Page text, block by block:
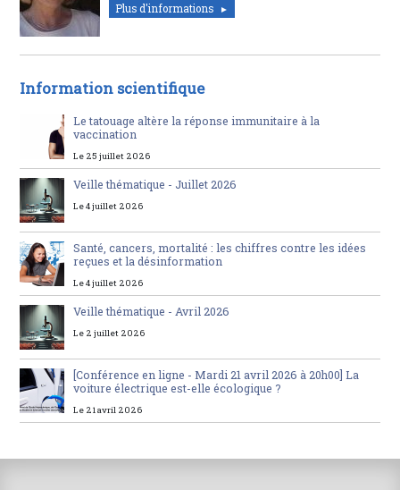
Plus d'informations
Information scientifique
Le tatouage altère la réponse immunitaire à la
vaccination
Le 25 juillet 2026
Veille thématique - Juillet 2026
Le 4 juillet 2026
Santé, cancers, mortalité : les chiffres contre les idées
reçues et la désinformation
Le 4 juillet 2026
Veille thématique - Avril 2026
Le 2 juillet 2026
[Conférence en ligne - Mardi 21 avril 2026 à 20h00] La
voiture électrique est-elle écologique ?
Le 21 avril 2026